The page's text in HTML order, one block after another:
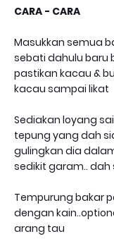
CARA - CARA
Masukkan semua
sebati dahulu baru
pastikan kacau &
kacau sampai likat
Sediakan loyang
tepung yang dah
gulingkan dia
sedikit garam.. dah
Tempurung bakar
dengan
arang tau